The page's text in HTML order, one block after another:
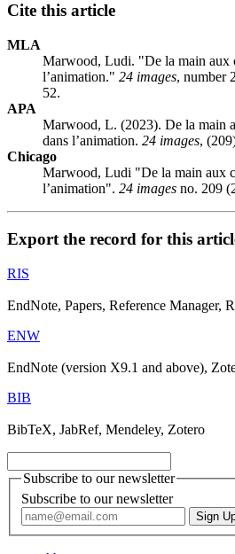
Cite this article
MLA
Marwood, Ludi. "De la main aux
l’animation." 24 images, number
52.
APA
Marwood, L. (2023). De la main
dans l’animation. 24 images,
Chicago
Marwood, Ludi "De la main aux
l’animation". 24 images no. 209
Export the record for this
RIS
EndNote, Papers, Reference Manager,
ENW
EndNote (version X9.1 and above),
BIB
BibTeX, JabRef, Mendeley, Zotero
Subscribe to our newsletter
Subscribe to our newsletter